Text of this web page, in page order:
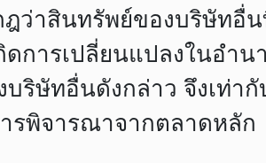
ว่าสินทรัพย์ของบริษัทอื่
การเปลี่ยนแปลงในอำน
ริษัทอื่นดังกล่าว จึงเท่ากั
รพิจารณาจากตลาดหลัก